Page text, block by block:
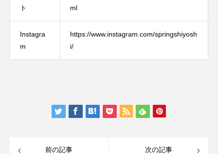
ト
ml
Instagra
m
https://www.instagram.com/springshiyosh
i/
前の記事 次の記事